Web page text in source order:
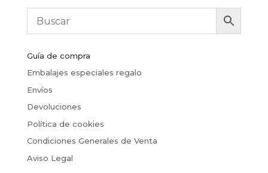
Guía de compra
Embalajes especiales regalo
Envíos
Devoluciones
Política de cookies
Condiciones Generales de Venta
Aviso Legal